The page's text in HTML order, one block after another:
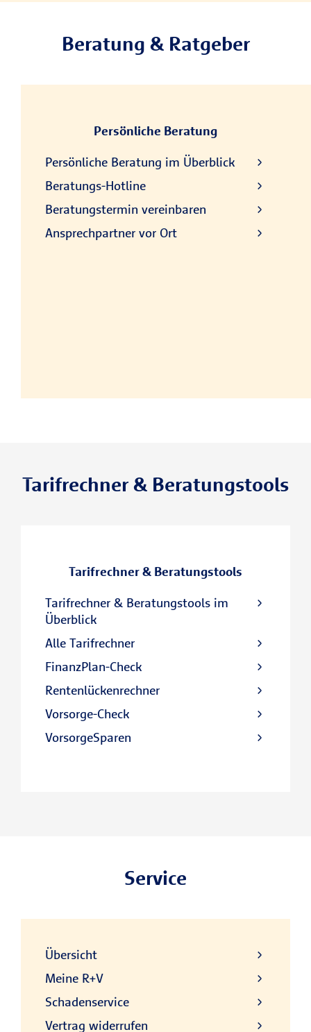
Beratung & Ratgeber
Persönliche Beratung
Persönliche Beratung im Überblick
Beratungs-Hotline
Beratungstermin vereinbaren
Ansprechpartner vor Ort
Tarifrechner & Beratungstools
Tarifrechner & Beratungstools
Tarifrechner & Beratungstools im
Überblick
Alle Tarifrechner
FinanzPlan-Check
Rentenlückenrechner
Vorsorge-Check
VorsorgeSparen
Service
Übersicht
Meine R+V
Schadenservice
Vertrag widerrufen